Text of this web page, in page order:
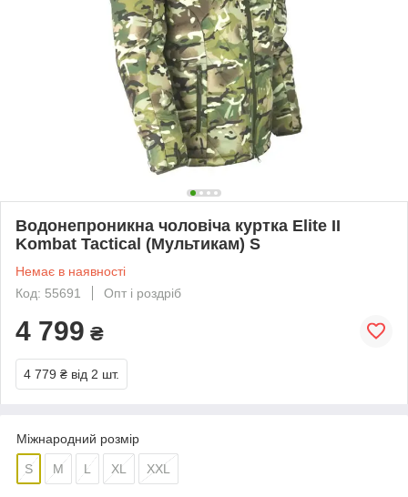
Водонепроникна чоловіча куртка Elite II
Kombat Tactical (Мультикам) S
Немає в наявності
Код: 55691
Опт і роздріб
4 799 ₴
4 779 ₴ від 2 шт.
Міжнародний розмір
S M L XL XXL